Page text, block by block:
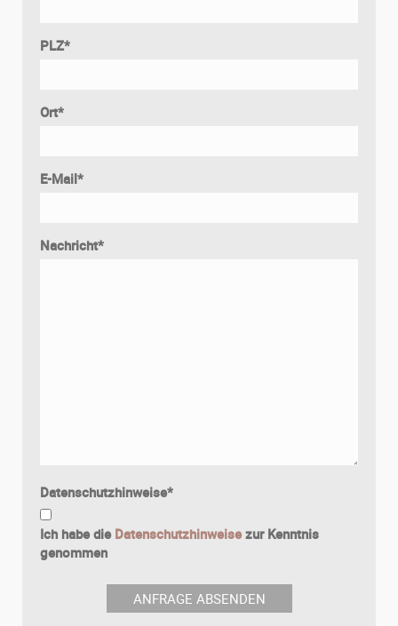
PLZ*
Ort*
E-Mail*
Nachricht*
Datenschutzhinweise*
Ich habe die Datenschutzhinweise zur Kenntnis
genommen